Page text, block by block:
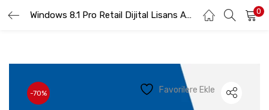
Windows 8.1 Pro Retail Dijital Lisans Anahtarı 0
GIRIŞ YAP KAYIT OL
-70% Favorilere Ekle